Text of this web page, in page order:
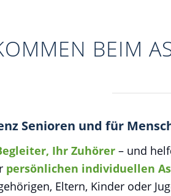
BEIM
Senioren und für
Ihr Zuhörer – und
persönlichen individuellen
Eltern, Kinder oder